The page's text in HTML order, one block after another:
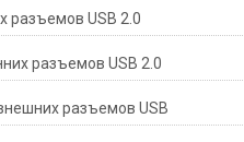
разъемов USB 2.0
разъемов USB 2.0
разъемов USB